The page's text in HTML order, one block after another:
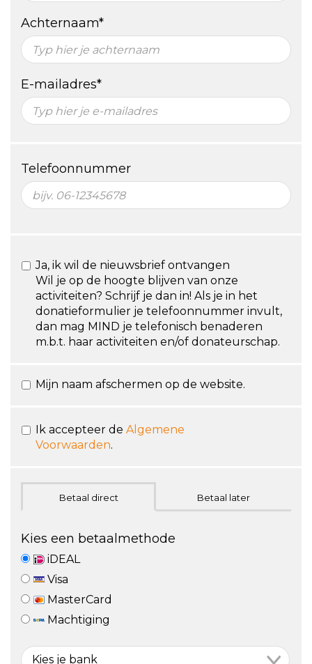
Achternaam*
E-mailadres*
Telefoonnummer
Ja, ik wil de nieuwsbrief ontvangen
Wil je op de hoogte blijven van onze
activiteiten? Schrijf je dan in! Als je in het
donatieformulier je telefoonnummer invult,
dan mag MIND je telefonisch benaderen
m.b.t. haar activiteiten en/of donateurschap.
Mijn naam afschermen op de website.
Ik accepteer de Algemene
Voorwaarden.
Betaal direct Betaal later
Kies een betaalmethode
iDEAL
Visa
MasterCard
Machtiging